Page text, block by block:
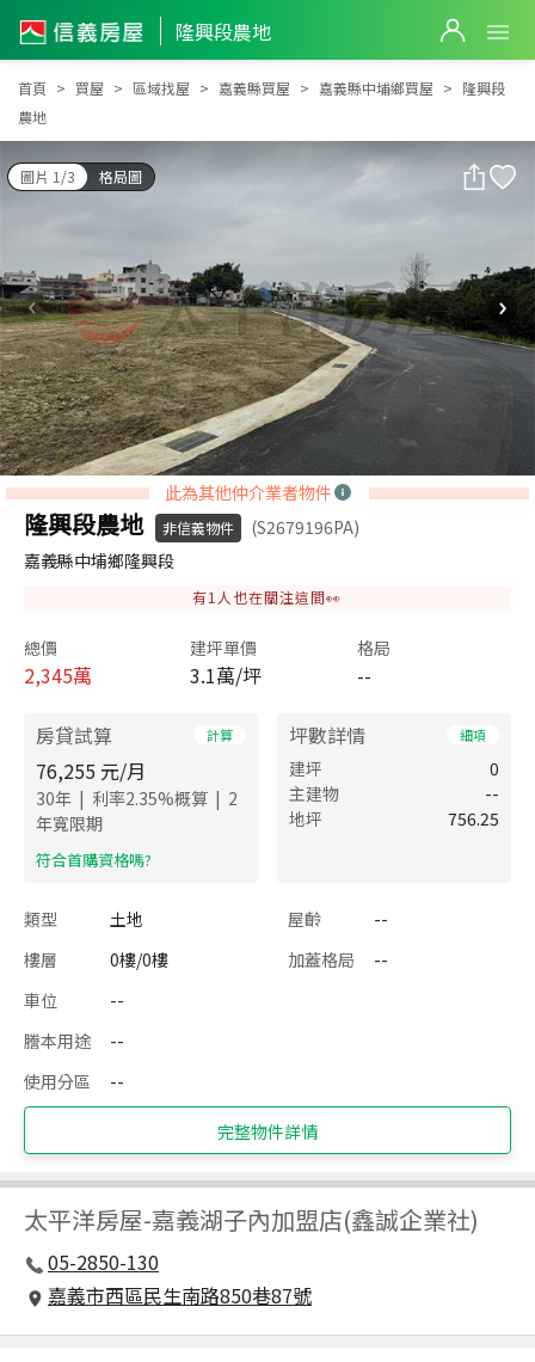
隆興段農地
隆興段農地
首頁 買屋 區域找屋 嘉義縣買屋 嘉義縣中埔鄉買屋
隆興段
農地
圖片 1/3 格局圖
此為其他仲介業者物件
隆興段農地 非信義物件
(S2679196PA)
嘉義縣中埔鄉隆興段
有1 人也在關注這間👀
總價
2,345萬
建坪單價
3.1萬/坪
格局
--
房貸試算 計算
76,255 元/月
30年 | 利率2.35%概算 | 2
年寬限期
​符合首購資格嗎?
坪數詳情 細項
建坪
0
主建物
--
地坪
756.25
類型 土地 屋齡
--
樓層
0樓/0樓 加蓋格局
--
車位
--
謄本用途
--
使用分區
--
完整物件詳情
太平洋房屋-嘉義湖子內加盟店(鑫誠企業社)
05-2850-130
嘉義市西區民生南路850巷87號